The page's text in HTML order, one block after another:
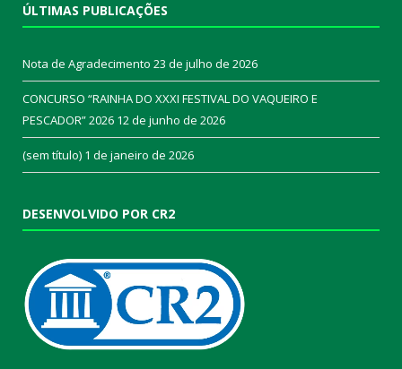
ÚLTIMAS PUBLICAÇÕES
Nota de Agradecimento 23 de julho de 2026
CONCURSO “RAINHA DO XXXI FESTIVAL DO VAQUEIRO E
PESCADOR” 2026 12 de junho de 2026
(sem título) 1 de janeiro de 2026
DESENVOLVIDO POR CR2